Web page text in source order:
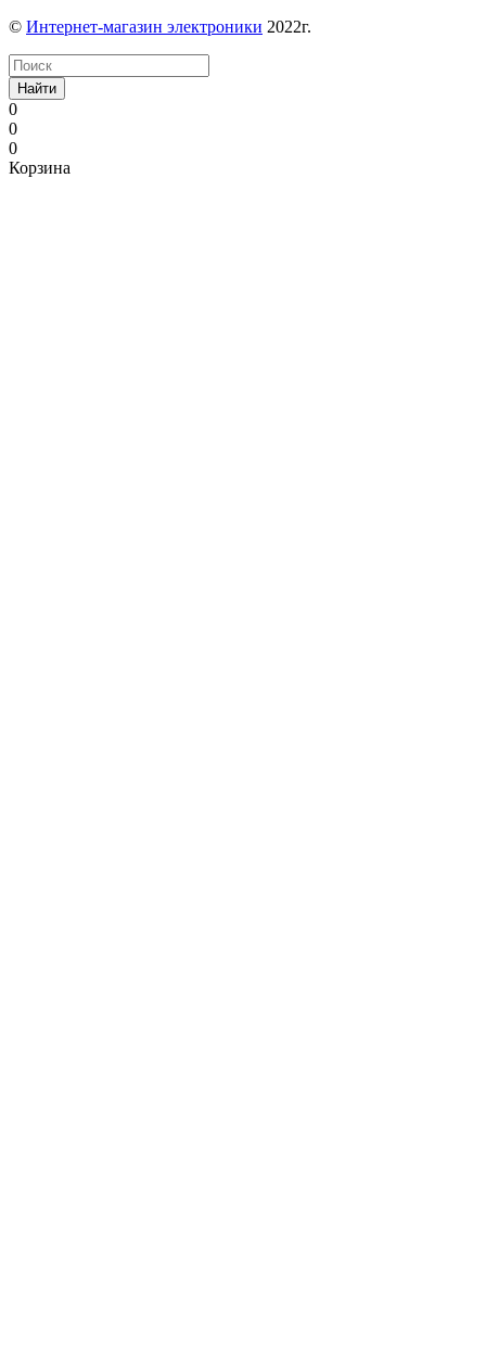
© Интернет-магазин электроники 2022г.
Найти
0
0
0
Корзина